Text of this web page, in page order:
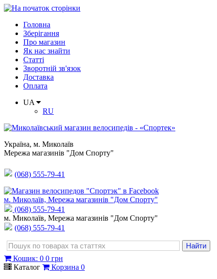
Головна
Зберігання
Про магазин
Як нас знайти
Статті
Зворотній зв'язок
Доставка
Оплата
UA
RU
Україна, м. Миколаїв
Мережа магазинів "Дом Спорту"
(068) 555-79-41
м. Миколаїв, Мережа магазинів "Дом Спорту"
(068) 555-79-41
м. Миколаїв, Мережа магазинів "Дом Спорту"
(068) 555-79-41
Кошик: 0 0 грн
Каталог
Корзина 0